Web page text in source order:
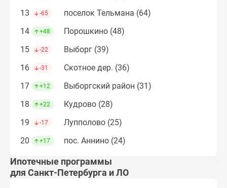
13
-65
поселок Тельмана (64)
14
+48
Порошкино (48)
15
-22
Выборг (39)
16
-31
Скотное дер. (36)
17
+12
Выборгский район (31)
18
+22
Кудрово (28)
19
-17
Лупполово (25)
20
+17 пос. Аннино (24)
Ипотечные программы
для Санкт-Петербурга и ЛО